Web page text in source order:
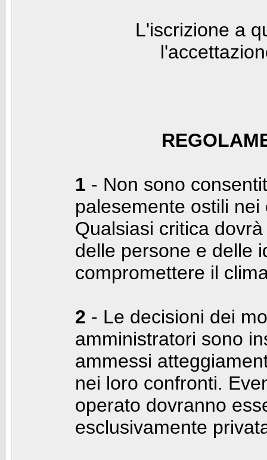
L'iscrizione a
1 - Non sono
palesemente ostili
Qualsiasi critica
delle persone e delle
compromettere il
2 - Le decisioni dei
amministratori sono
ammessi
nei loro confronti.
operato dovranno
esclusivamente